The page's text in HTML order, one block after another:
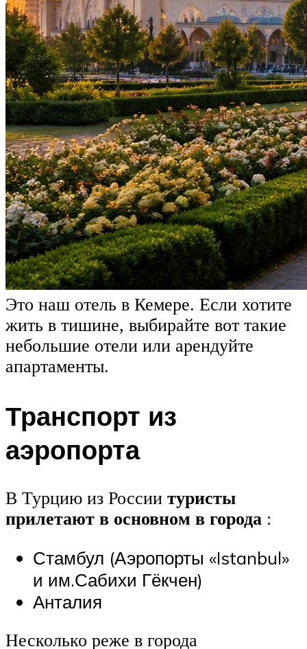
Это наш отель в Кемере. Если хотите
жить в тишине, выбирайте вот такие
небольшие отели или арендуйте
апартаменты.
Транспорт из
аэропорта
В Турцию из России туристы
прилетают в основном в города :
Стамбул (Аэропорты «Istanbul»
и им.Сабихи Гёкчен)
Анталия
Несколько реже в города